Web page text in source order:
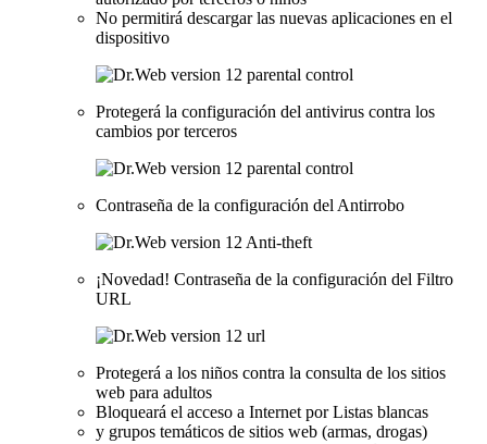
No permitirá descargar las nuevas aplicaciones en el
dispositivo
Protegerá la configuración del antivirus contra los
cambios por terceros
Contraseña de la configuración del Antirrobo
¡Novedad! Contraseña de la configuración del Filtro
URL
Protegerá a los niños contra la consulta de los sitios
web para adultos
Bloqueará el acceso a Internet por Listas blancas
y grupos temáticos de sitios web (armas, drogas)